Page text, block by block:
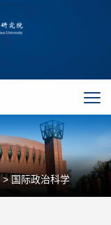
>国际政治科学